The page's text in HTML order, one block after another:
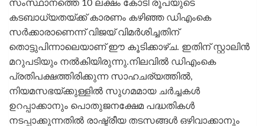
സംസ്ഥാനത്തെ 10 ലക്ഷം കോടി രൂപയുടെ
കടബാധ്യതയ്ക്ക് കാരണം കഴിഞ്ഞ ഡിഎംകെ
സര്‍ക്കാരാണെന്ന് വിജയ് വിമര്‍ശിച്ചതിന്
തൊട്ടുപിന്നാലെയാണ് ഈ കൂടിക്കാഴ്ച. ഇതിന് സ്റ്റാലിന്‍
മറുപടിയും നല്‍കിയിരുന്നു.നിലവില്‍ ഡിഎംകെ
പ്രതിപക്ഷത്തിരിക്കുന്ന സാഹചര്യത്തില്‍,
നിയമസഭയ്ക്കുള്ളില്‍ സുഗമമായ ചര്‍ച്ചകള്‍
ഉറപ്പാക്കാനും പൊതുജനക്ഷേമ പദ്ധതികള്‍
നടപ്പാക്കുന്നതില്‍ രാഷ്ട്രീയ തടസങ്ങള്‍ ഒഴിവാക്കാനും